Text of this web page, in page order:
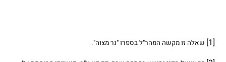
[1] שאלה זו מקשה המהר"ל בספרו "נר מצוה".